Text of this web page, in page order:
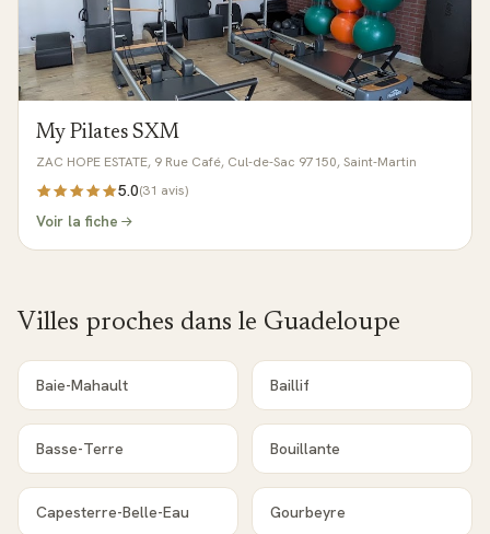
My Pilates SXM
ZAC HOPE ESTATE, 9 Rue Café, Cul-de-Sac 97150, Saint-Martin
5.0(31 avis)
Voir la fiche
Villes proches dans le Guadeloupe
Baie-Mahault Baillif
Basse-Terre Bouillante
Capesterre-Belle-Eau Gourbeyre